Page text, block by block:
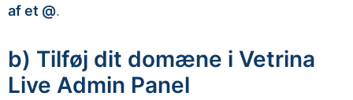
af et @.
b) Tilføj dit domæne i Vetrina
Live Admin Panel